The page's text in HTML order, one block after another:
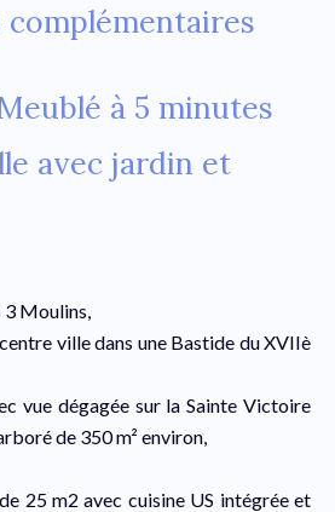
à 5 minutes
avec jardin et
Moulins,
ville dans une Bastide du XVIIè
vue dégagée sur la Sainte Victoire
de 350 m² environ,
25 m2 avec cuisine US intégrée et